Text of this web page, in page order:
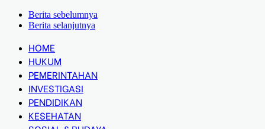
Berita sebelumnya
Berita selanjutnya
HOME
HUKUM
PEMERINTAHAN
INVESTIGASI
PENDIDIKAN
KESEHATAN